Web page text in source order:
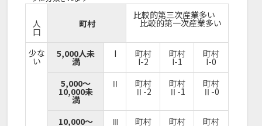
人
口
町村
比較的第三次産業多い
比較的第一次産業多い
少な
い
5,000人未
満
I 町村
I-2
町村
I-1
町村
I-0
5,000～
10,000未
満
Ⅱ 町村
Ⅱ-2
町村
Ⅱ-1
町村
Ⅱ-0
10,000～ Ⅲ 町村 町村 町村